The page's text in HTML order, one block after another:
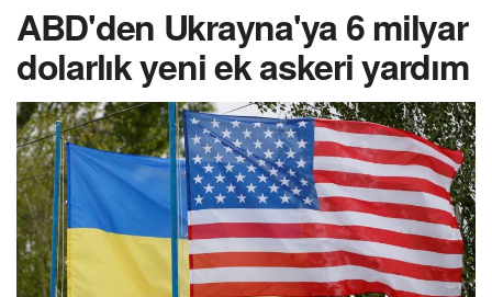
ABD'den Ukrayna'ya 6 milyar
dolarlık yeni ek askeri yardım